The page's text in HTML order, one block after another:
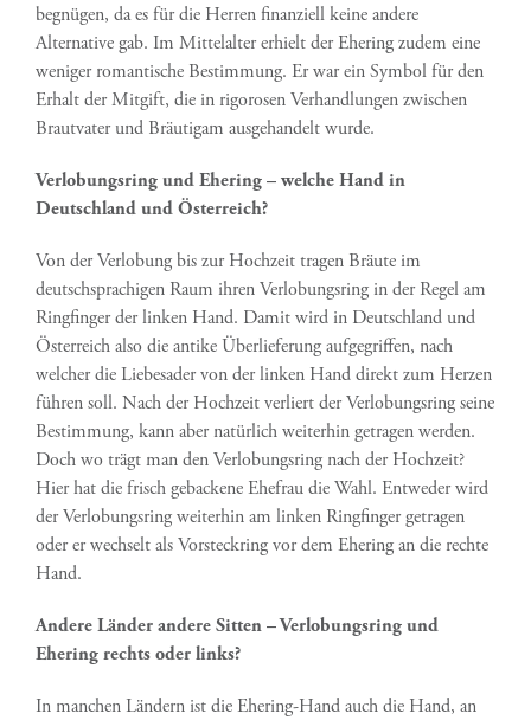
begnügen, da es für die Herren finanziell keine andere
Alternative gab. Im Mittelalter erhielt der Ehering zudem eine
weniger romantische Bestimmung. Er war ein Symbol für den
Erhalt der Mitgift, die in rigorosen Verhandlungen zwischen
Brautvater und Bräutigam ausgehandelt wurde.
Verlobungsring und Ehering – welche Hand in
Deutschland und Österreich?
Von der Verlobung bis zur Hochzeit tragen Bräute im
deutschsprachigen Raum ihren Verlobungsring in der Regel am
Ringfinger der linken Hand. Damit wird in Deutschland und
Österreich also die antike Überlieferung aufgegriffen, nach
welcher die Liebesader von der linken Hand direkt zum Herzen
führen soll. Nach der Hochzeit verliert der Verlobungsring seine
Bestimmung, kann aber natürlich weiterhin getragen werden.
Doch wo trägt man den Verlobungsring nach der Hochzeit?
Hier hat die frisch gebackene Ehefrau die Wahl. Entweder wird
der Verlobungsring weiterhin am linken Ringfinger getragen
oder er wechselt als Vorsteckring vor dem Ehering an die rechte
Hand.
Andere Länder andere Sitten – Verlobungsring und
Ehering rechts oder links?
In manchen Ländern ist die Ehering-Hand auch die Hand, an